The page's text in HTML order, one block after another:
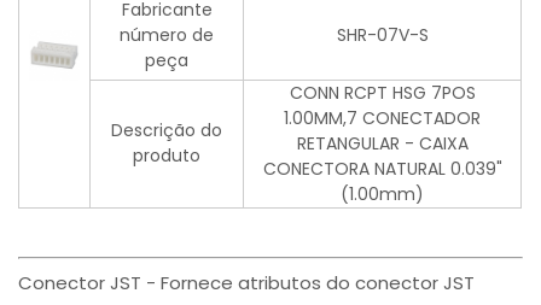
Fabricante
número de
peça
SHR-07V-S
Descrição do
produto
CONN RCPT HSG 7POS
1.00MM,7 CONECTADOR
RETANGULAR - CAIXA
CONECTORA NATURAL 0.039"
(1.00mm)
Conector JST - Fornece atributos do conector JST